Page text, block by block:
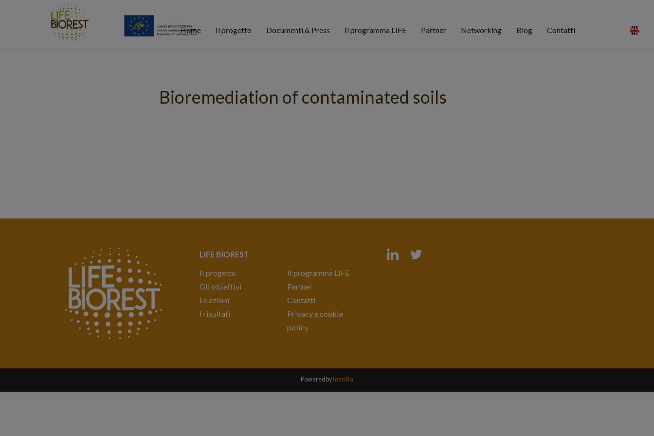
Home Il progetto Documenti & Press Il programma LIFE Partner Networking Blog Contatti
Bioremediation of contaminated soils
LIFE BIOREST
Il progetto
Gli obiettivi
Le azioni
I risultati
Il programma LIFE
Partner
Contatti
Privacy e cookie
policy
Powered by Instilla